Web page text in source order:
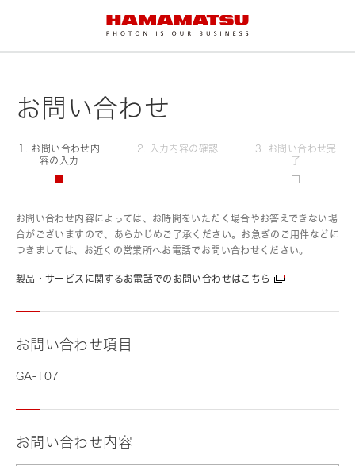
お問い合わせ
1. お問い合わせ内
容の入力
2. 入力内容の確認
3. お問い合わせ完
了
お問い合わせ内容によっては、お時間をいただく場合やお答えできない場
合がございますので、あらかじめご了承ください。お急ぎのご用件などに
つきましては、お近くの営業所へお電話でお問い合わせください。
製品・サービスに関するお電話でのお問い合わせはこちら
お問い合わせ項目
GA-107
お問い合わせ内容